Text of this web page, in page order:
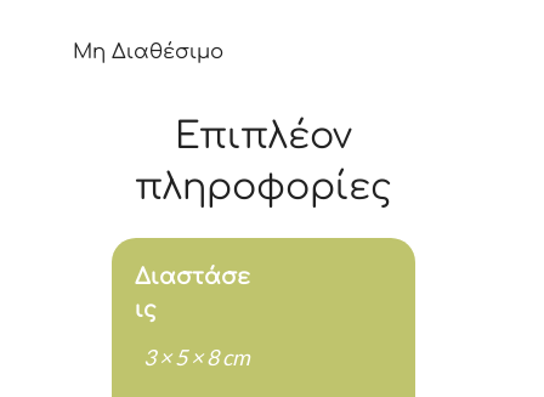
Μη Διαθέσιμο
Επιπλέον
πληροφορίες
Διαστάσε
ις
3 × 5 × 8 cm